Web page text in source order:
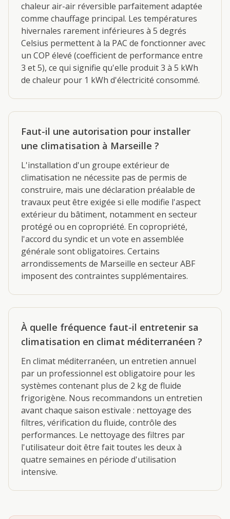
chaleur air-air réversible parfaitement adaptée
comme chauffage principal. Les températures
hivernales rarement inférieures à 5 degrés
Celsius permettent à la PAC de fonctionner avec
un COP élevé (coefficient de performance entre
3 et 5), ce qui signifie qu'elle produit 3 à 5 kWh
de chaleur pour 1 kWh d'électricité consommé.
Faut-il une autorisation pour installer
une climatisation à Marseille ?
L'installation d'un groupe extérieur de
climatisation ne nécessite pas de permis de
construire, mais une déclaration préalable de
travaux peut être exigée si elle modifie l'aspect
extérieur du bâtiment, notamment en secteur
protégé ou en copropriété. En copropriété,
l'accord du syndic et un vote en assemblée
générale sont obligatoires. Certains
arrondissements de Marseille en secteur ABF
imposent des contraintes supplémentaires.
À quelle fréquence faut-il entretenir sa
climatisation en climat méditerranéen ?
En climat méditerranéen, un entretien annuel
par un professionnel est obligatoire pour les
systèmes contenant plus de 2 kg de fluide
frigorigène. Nous recommandons un entretien
avant chaque saison estivale : nettoyage des
filtres, vérification du fluide, contrôle des
performances. Le nettoyage des filtres par
l'utilisateur doit être fait toutes les deux à
quatre semaines en période d'utilisation
intensive.